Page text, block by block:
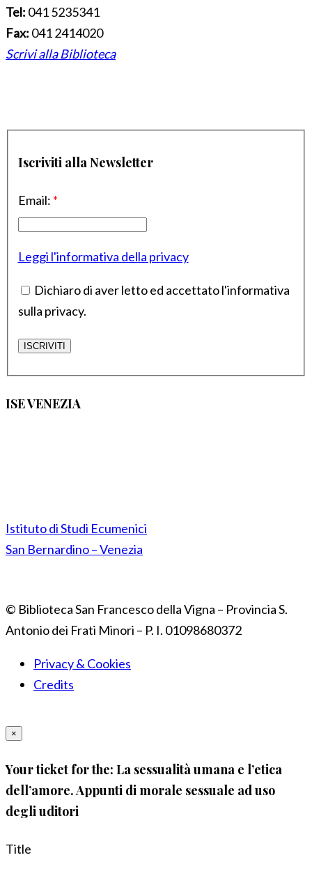
Tel: 041 5235341
Fax: 041 2414020
Scrivi alla Biblioteca
Iscriviti alla Newsletter
Email: *
Leggi l'informativa della privacy
Dichiaro di aver letto ed accettato l'informativa
sulla privacy.
ISE VENEZIA
Istituto di Studi Ecumenici
San Bernardino – Venezia
© Biblioteca San Francesco della Vigna – Provincia S.
Antonio dei Frati Minori – P. I. 01098680372
Privacy & Cookies
Credits
×
Your ticket for the: La sessualità umana e l’etica
dell’amore. Appunti di morale sessuale ad uso
degli uditori
Title